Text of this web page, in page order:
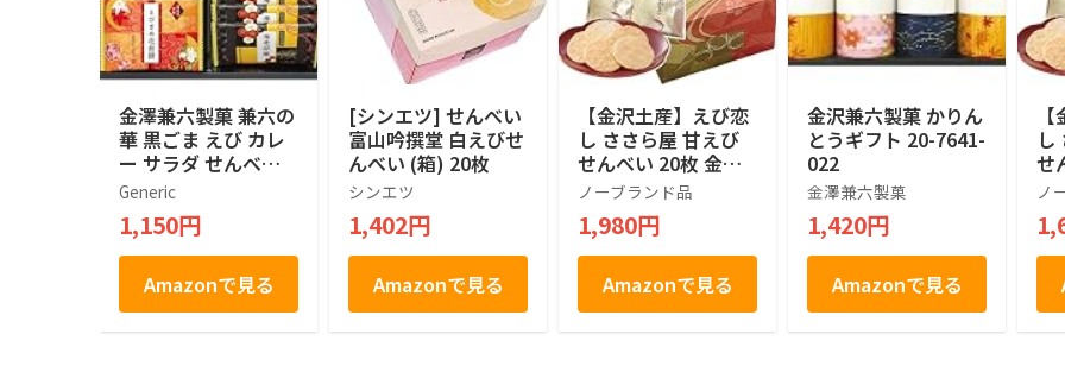
金澤兼六製菓 兼六の
華 黒ごま えび カレ
ー サラダ せんべい
詰め合わせ 人気 5種
類18枚入り 個包装
ラッピング済 贈り物
ギフト KRN-10R
Generic
1,150円
Amazonで見る
[シンエツ] せんべい
富山吟撰堂 白えびせ
んべい (箱) 20枚
シンエツ
1,402円
Amazonで見る
【金沢土産】えび恋
し ささら屋 甘えび
せんべい 20枚 金沢
港 水揚げ 甘エビ 石
川 ギフト (20枚)
ノーブランド品
1,980円
Amazonで見る
金沢兼六製菓 かりん
とうギフト 20-7641-
022
金澤兼六製菓
1,420円
Amazonで見る
し
せ
港
川
ノ